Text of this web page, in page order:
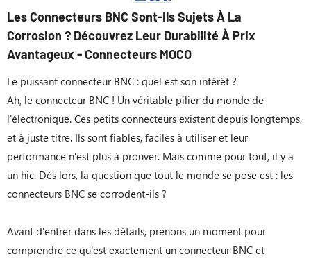
Les Connecteurs BNC Sont-Ils Sujets À La
Corrosion ? Découvrez Leur Durabilité À Prix
Avantageux - Connecteurs MOCO
Le puissant connecteur BNC : quel est son intérêt ?
Ah, le connecteur BNC ! Un véritable pilier du monde de
l'électronique. Ces petits connecteurs existent depuis longtemps,
et à juste titre. Ils sont fiables, faciles à utiliser et leur
performance n'est plus à prouver. Mais comme pour tout, il y a
un hic. Dès lors, la question que tout le monde se pose est : les
connecteurs BNC se corrodent-ils ?
Avant d'entrer dans les détails, prenons un moment pour
comprendre ce qu'est exactement un connecteur BNC et